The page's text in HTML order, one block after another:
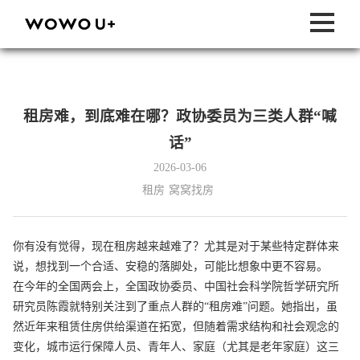
租房难，到底难在哪？政协委员为三类人群“喊
话”
2026-03-06
租房 窝窝找房
你有没有觉得，现在租房越来越难了？尤其是对于某些特定群体来
说，想找到一个合适、安稳的落脚处，可能比想象中更不容易。
在今年的全国两会上，全国政协委员、中国社会科学院哲学研究所
研究员陈霞就特别关注到了重点人群的“租房难”问题。她指出，虽
然近年来租赁住房供给渠道在拓宽，但随着需求结构和社会观念的
变化，城市运行保障人员、青年人、家庭（尤其是老年家庭）这三